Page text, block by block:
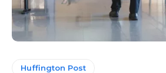
Huffington Post